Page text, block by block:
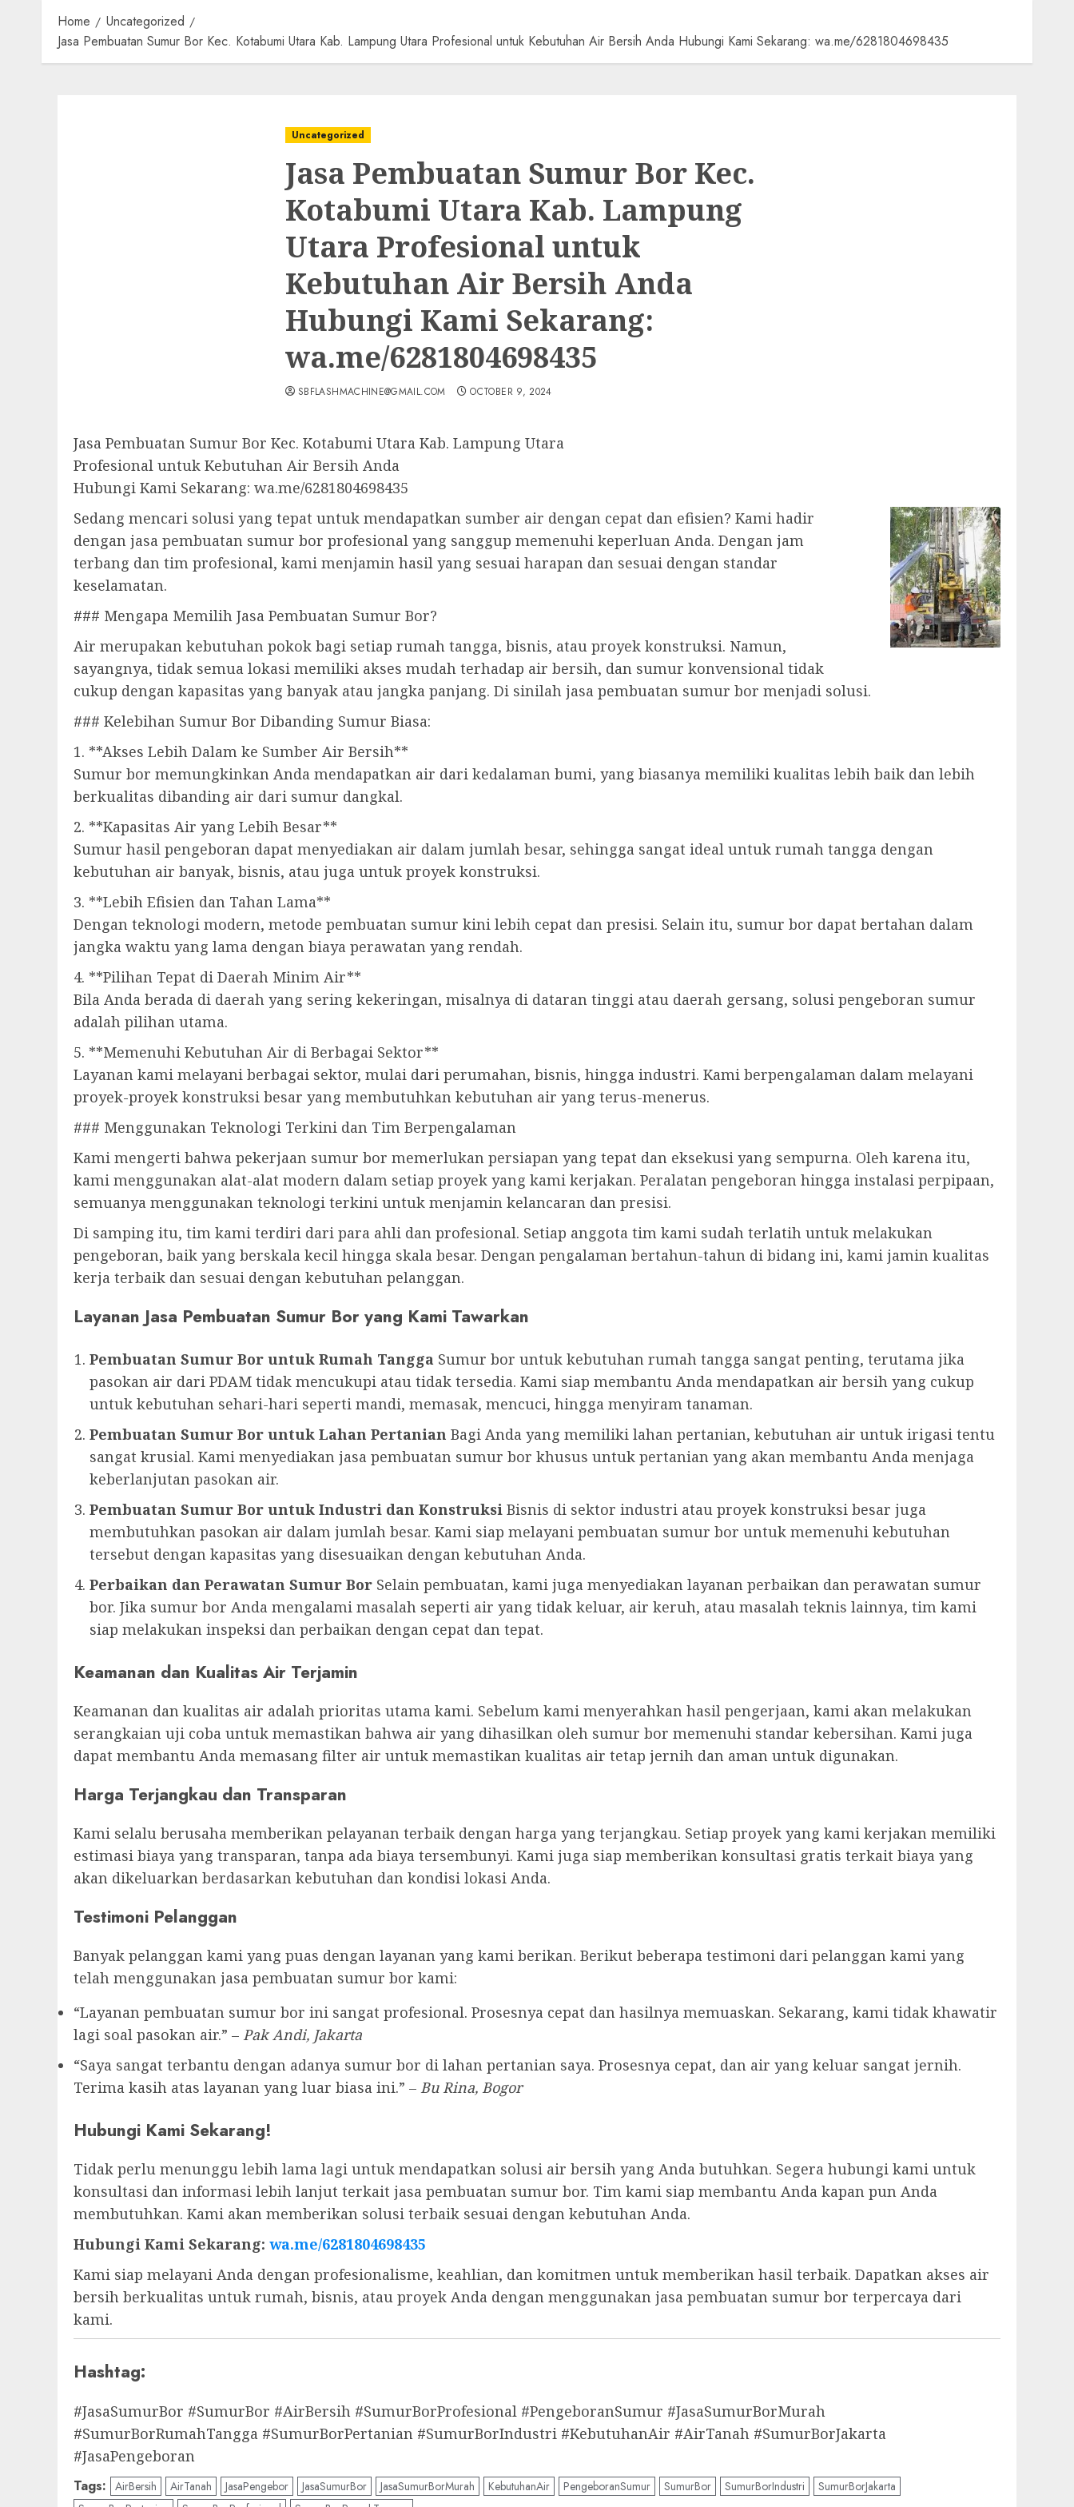
Home
Uncategorized
Jasa Pembuatan Sumur Bor Kec. Kotabumi Utara Kab. Lampung Utara Profesional untuk Kebutuhan Air Bersih Anda Hubungi Kami Sekarang: wa.me/6281804698435
Uncategorized
Jasa Pembuatan Sumur Bor Kec.
Kotabumi Utara Kab. Lampung
Utara Profesional untuk
Kebutuhan Air Bersih Anda
Hubungi Kami Sekarang:
wa.me/6281804698435
SBFLASHMACHINE@GMAIL.COM OCTOBER 9, 2024
Jasa Pembuatan Sumur Bor Kec. Kotabumi Utara Kab. Lampung Utara
Profesional untuk Kebutuhan Air Bersih Anda
Hubungi Kami Sekarang: wa.me/6281804698435
Sedang mencari solusi yang tepat untuk mendapatkan sumber air dengan cepat dan efisien? Kami hadir
dengan jasa pembuatan sumur bor profesional yang sanggup memenuhi keperluan Anda. Dengan jam
terbang dan tim profesional, kami menjamin hasil yang sesuai harapan dan sesuai dengan standar
keselamatan.
### Mengapa Memilih Jasa Pembuatan Sumur Bor?
Air merupakan kebutuhan pokok bagi setiap rumah tangga, bisnis, atau proyek konstruksi. Namun,
sayangnya, tidak semua lokasi memiliki akses mudah terhadap air bersih, dan sumur konvensional tidak
cukup dengan kapasitas yang banyak atau jangka panjang. Di sinilah jasa pembuatan sumur bor menjadi solusi.
### Kelebihan Sumur Bor Dibanding Sumur Biasa:
1. **Akses Lebih Dalam ke Sumber Air Bersih**
Sumur bor memungkinkan Anda mendapatkan air dari kedalaman bumi, yang biasanya memiliki kualitas lebih baik dan lebih
berkualitas dibanding air dari sumur dangkal.
2. **Kapasitas Air yang Lebih Besar**
Sumur hasil pengeboran dapat menyediakan air dalam jumlah besar, sehingga sangat ideal untuk rumah tangga dengan
kebutuhan air banyak, bisnis, atau juga untuk proyek konstruksi.
3. **Lebih Efisien dan Tahan Lama**
Dengan teknologi modern, metode pembuatan sumur kini lebih cepat dan presisi. Selain itu, sumur bor dapat bertahan dalam
jangka waktu yang lama dengan biaya perawatan yang rendah.
4. **Pilihan Tepat di Daerah Minim Air**
Bila Anda berada di daerah yang sering kekeringan, misalnya di dataran tinggi atau daerah gersang, solusi pengeboran sumur
adalah pilihan utama.
5. **Memenuhi Kebutuhan Air di Berbagai Sektor**
Layanan kami melayani berbagai sektor, mulai dari perumahan, bisnis, hingga industri. Kami berpengalaman dalam melayani
proyek-proyek konstruksi besar yang membutuhkan kebutuhan air yang terus-menerus.
### Menggunakan Teknologi Terkini dan Tim Berpengalaman
Kami mengerti bahwa pekerjaan sumur bor memerlukan persiapan yang tepat dan eksekusi yang sempurna. Oleh karena itu,
kami menggunakan alat-alat modern dalam setiap proyek yang kami kerjakan. Peralatan pengeboran hingga instalasi perpipaan,
semuanya menggunakan teknologi terkini untuk menjamin kelancaran dan presisi.
Di samping itu, tim kami terdiri dari para ahli dan profesional. Setiap anggota tim kami sudah terlatih untuk melakukan
pengeboran, baik yang berskala kecil hingga skala besar. Dengan pengalaman bertahun-tahun di bidang ini, kami jamin kualitas
kerja terbaik dan sesuai dengan kebutuhan pelanggan.
Layanan Jasa Pembuatan Sumur Bor yang Kami Tawarkan
Pembuatan Sumur Bor untuk Rumah Tangga Sumur bor untuk kebutuhan rumah tangga sangat penting, terutama jika
pasokan air dari PDAM tidak mencukupi atau tidak tersedia. Kami siap membantu Anda mendapatkan air bersih yang cukup
untuk kebutuhan sehari-hari seperti mandi, memasak, mencuci, hingga menyiram tanaman.
Pembuatan Sumur Bor untuk Lahan Pertanian Bagi Anda yang memiliki lahan pertanian, kebutuhan air untuk irigasi tentu
sangat krusial. Kami menyediakan jasa pembuatan sumur bor khusus untuk pertanian yang akan membantu Anda menjaga
keberlanjutan pasokan air.
Pembuatan Sumur Bor untuk Industri dan Konstruksi Bisnis di sektor industri atau proyek konstruksi besar juga
membutuhkan pasokan air dalam jumlah besar. Kami siap melayani pembuatan sumur bor untuk memenuhi kebutuhan
tersebut dengan kapasitas yang disesuaikan dengan kebutuhan Anda.
Perbaikan dan Perawatan Sumur Bor Selain pembuatan, kami juga menyediakan layanan perbaikan dan perawatan sumur
bor. Jika sumur bor Anda mengalami masalah seperti air yang tidak keluar, air keruh, atau masalah teknis lainnya, tim kami
siap melakukan inspeksi dan perbaikan dengan cepat dan tepat.
Keamanan dan Kualitas Air Terjamin
Keamanan dan kualitas air adalah prioritas utama kami. Sebelum kami menyerahkan hasil pengerjaan, kami akan melakukan
serangkaian uji coba untuk memastikan bahwa air yang dihasilkan oleh sumur bor memenuhi standar kebersihan. Kami juga
dapat membantu Anda memasang filter air untuk memastikan kualitas air tetap jernih dan aman untuk digunakan.
Harga Terjangkau dan Transparan
Kami selalu berusaha memberikan pelayanan terbaik dengan harga yang terjangkau. Setiap proyek yang kami kerjakan memiliki
estimasi biaya yang transparan, tanpa ada biaya tersembunyi. Kami juga siap memberikan konsultasi gratis terkait biaya yang
akan dikeluarkan berdasarkan kebutuhan dan kondisi lokasi Anda.
Testimoni Pelanggan
Banyak pelanggan kami yang puas dengan layanan yang kami berikan. Berikut beberapa testimoni dari pelanggan kami yang
telah menggunakan jasa pembuatan sumur bor kami:
“Layanan pembuatan sumur bor ini sangat profesional. Prosesnya cepat dan hasilnya memuaskan. Sekarang, kami tidak khawatir
lagi soal pasokan air.” – Pak Andi, Jakarta
“Saya sangat terbantu dengan adanya sumur bor di lahan pertanian saya. Prosesnya cepat, dan air yang keluar sangat jernih.
Terima kasih atas layanan yang luar biasa ini.” – Bu Rina, Bogor
Hubungi Kami Sekarang!
Tidak perlu menunggu lebih lama lagi untuk mendapatkan solusi air bersih yang Anda butuhkan. Segera hubungi kami untuk
konsultasi dan informasi lebih lanjut terkait jasa pembuatan sumur bor. Tim kami siap membantu Anda kapan pun Anda
membutuhkan. Kami akan memberikan solusi terbaik sesuai dengan kebutuhan Anda.
Hubungi Kami Sekarang: wa.me/6281804698435
Kami siap melayani Anda dengan profesionalisme, keahlian, dan komitmen untuk memberikan hasil terbaik. Dapatkan akses air
bersih berkualitas untuk rumah, bisnis, atau proyek Anda dengan menggunakan jasa pembuatan sumur bor terpercaya dari
kami.
Hashtag:
#JasaSumurBor #SumurBor #AirBersih #SumurBorProfesional #PengeboranSumur #JasaSumurBorMurah
#SumurBorRumahTangga #SumurBorPertanian #SumurBorIndustri #KebutuhanAir #AirTanah #SumurBorJakarta
#JasaPengeboran
Tags: AirBersih AirTanah JasaPengebor JasaSumurBor JasaSumurBorMurah KebutuhanAir PengeboranSumur SumurBor SumurBorIndustri
SumurBorJakarta